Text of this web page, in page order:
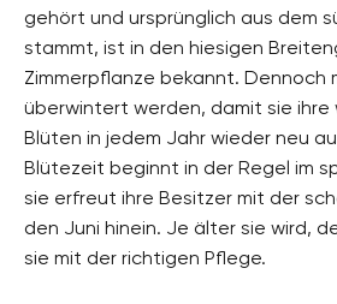
gehört und ursprünglich aus dem
stammt, ist in den hiesigen
Zimmerpflanze bekannt. Dennoch
überwintert werden, damit sie ihre
Blüten in jedem Jahr wieder neu
Blütezeit beginnt in der Regel im
sie erfreut ihre Besitzer mit der
den Juni hinein. Je älter sie wird,
sie mit der richtigen Pflege.